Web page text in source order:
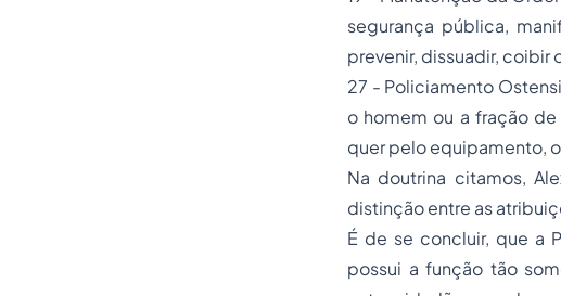
segurança pública,
prevenir, dissuadir, coibir
27 - Policiamento
o homem ou a fração
quer pelo equipamento,
Na doutrina citamos,
distinção entre as
É de se concluir, que a
possui a função tão